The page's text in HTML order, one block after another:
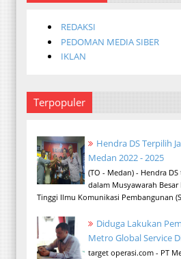
REDAKSI
PEDOMAN MEDIA SIBER
IKLAN
Terpopuler
Hendra DS Terpilih
Medan 2022 - 2025
(TO - Medan) - Hendra
dalam Musyawarah
Tinggi Ilmu Komunikasi Pembangunan
Diduga Lakukan
Metro Global Service
target operasi.com - PT